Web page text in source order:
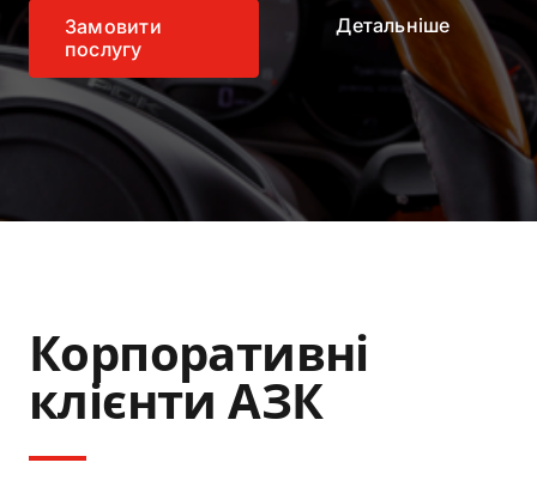
Замовити
послугу
Детальніше
Корпоративні
клієнти АЗК